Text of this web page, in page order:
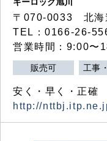
〒070-0033 北海
TEL：0166-26-
営業時間：9:00〜
販売可 工事
安く・早く・正確
http://